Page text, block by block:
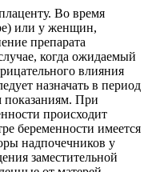
Во время
или у женщин,
препарата
когда ожидаемый
влияния
назначать в период
показаниям. При
происходит
беременности имеется
надпочечников у
заместительной